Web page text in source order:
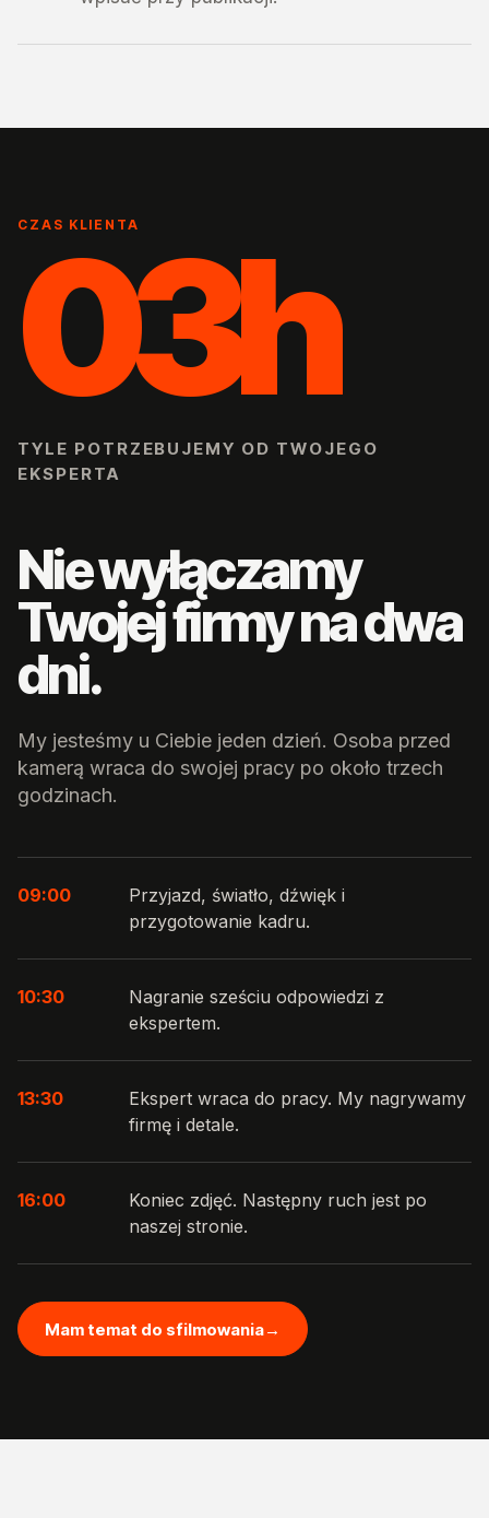
CZAS KLIENTA
03h
TYLE POTRZEBUJEMY OD TWOJEGO
EKSPERTA
Nie wyłączamy
Twojej firmy na dwa
dni.
My jesteśmy u Ciebie jeden dzień. Osoba przed
kamerą wraca do swojej pracy po około trzech
godzinach.
09:00
Przyjazd, światło, dźwięk i
przygotowanie kadru.
10:30
Nagranie sześciu odpowiedzi z
ekspertem.
13:30
Ekspert wraca do pracy. My nagrywamy
firmę i detale.
16:00
Koniec zdjęć. Następny ruch jest po
naszej stronie.
Mam temat do sfilmowania→